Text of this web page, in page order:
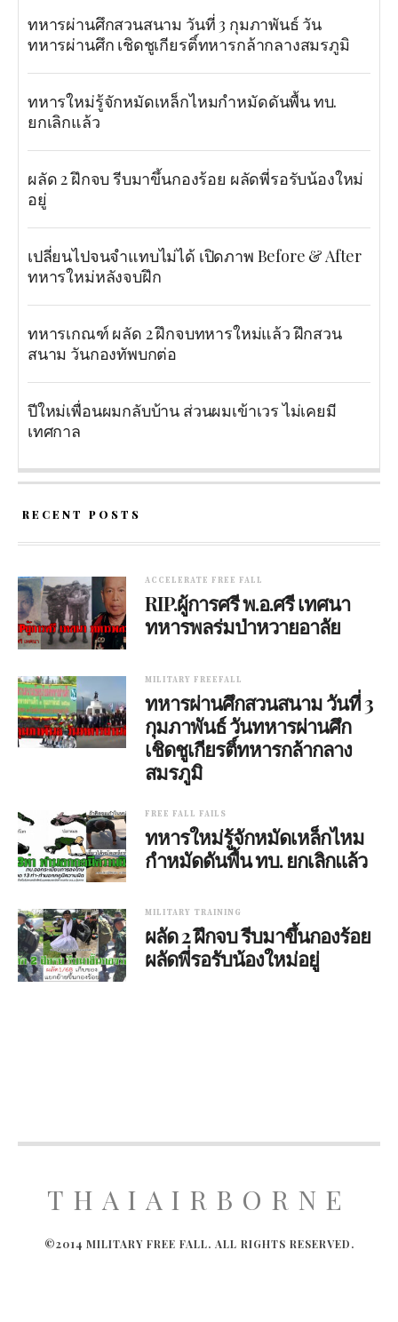
ทหารผ่านศึกสวนสนาม วันที่ 3 กุมภาพันธ์ วัน
ทหารผ่านศึก เชิดชูเกียรติ์ทหารกล้ากลางสมรภูมิ
ทหารใหม่รู้จักหมัดเหล็กไหมกำหมัดดันพื้น ทบ.
ยกเลิกแล้ว
ผลัด 2 ฝึกจบ รีบมาขึ้นกองร้อย ผลัดพี่รอรับน้องใหม่
อยู่
เปลี่ยนไปจนจำแทบไม่ได้ เปิดภาพ Before & After
ทหารใหม่หลังจบฝึก
ทหารเกณฑ์ ผลัด 2 ฝึกจบทหารใหม่แล้ว ฝึกสวน
สนาม วันกองทัพบกต่อ
ปีใหม่เพื่อนผมกลับบ้าน ส่วนผมเข้าเวร ไม่เคยมี
เทศกาล
RECENT POSTS
ACCELERATE FREE FALL
RIP.ผู้การศรี พ.อ.ศรี เทศนา
ทหารพลร่มป่าหวายอาลัย
MILITARY FREEFALL
ทหารผ่านศึกสวนสนาม วันที่ 3
กุมภาพันธ์ วันทหารผ่านศึก
เชิดชูเกียรติ์ทหารกล้ากลาง
สมรภูมิ
FREE FALL FAILS
ทหารใหม่รู้จักหมัดเหล็กไหม
กำหมัดดันพื้น ทบ. ยกเลิกแล้ว
MILITARY TRAINING
ผลัด 2 ฝึกจบ รีบมาขึ้นกองร้อย
ผลัดพี่รอรับน้องใหม่อยู่
THAIAIRBORNE
©2014 MILITARY FREE FALL. ALL RIGHTS RESERVED.